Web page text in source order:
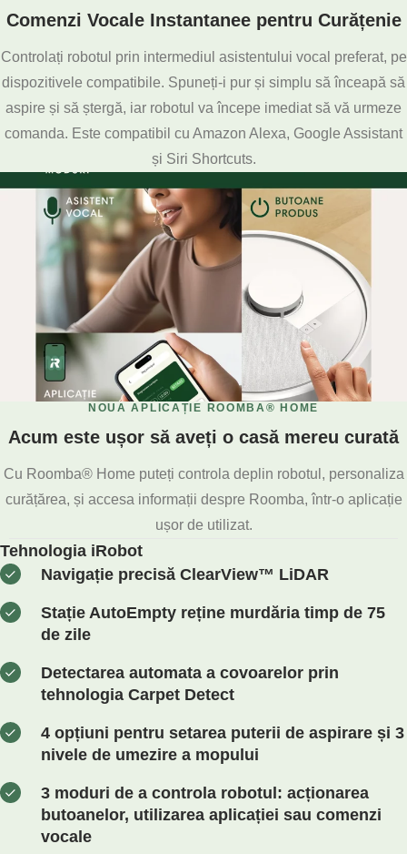
Comenzi Vocale Instantanee pentru Curățenie
Controlați robotul prin intermediul asistentului vocal preferat, pe
dispozitivele compatibile. Spuneți-i pur și simplu să înceapă să
aspire și să ștergă, iar robotul va începe imediat să vă urmeze
comanda. Este compatibil cu Amazon Alexa, Google Assistant
și Siri Shortcuts.
NOUA APLICAȚIE ROOMBA® HOME
Acum este ușor să aveți o casă mereu curată
Cu Roomba® Home puteți controla deplin robotul, personaliza
curățărea, și accesa informații despre Roomba, într-o aplicație
ușor de utilizat.
Tehnologia iRobot
Navigație precisă ClearView™ LiDAR
Stație AutoEmpty reține murdăria timp de 75
de zile
Detectarea automata a covoarelor prin
tehnologia Carpet Detect
4 opțiuni pentru setarea puterii de aspirare și 3
nivele de umezire a mopului
3 moduri de a controla robotul: acționarea
butoanelor, utilizarea aplicației sau comenzi
vocale